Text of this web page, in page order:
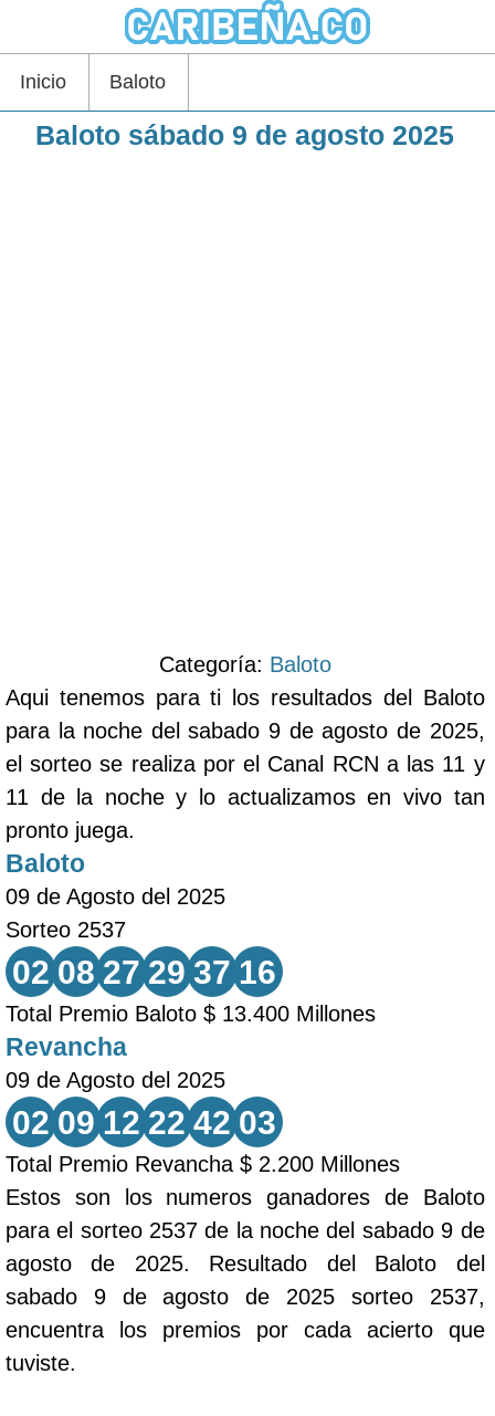
Inicio Baloto
Baloto sábado 9 de agosto 2025
Categoría: Baloto
Aqui tenemos para ti los resultados del Baloto
para la noche del sabado 9 de agosto de 2025,
el sorteo se realiza por el Canal RCN a las 11 y
11 de la noche y lo actualizamos en vivo tan
pronto juega.
Baloto
09 de Agosto del 2025
Sorteo 2537
02 08 27 29 37 16
Total Premio Baloto $ 13.400 Millones
Revancha
09 de Agosto del 2025
02 09 12 22 42 03
Total Premio Revancha $ 2.200 Millones
Estos son los numeros ganadores de Baloto
para el sorteo 2537 de la noche del sabado 9 de
agosto de 2025. Resultado del Baloto del
sabado 9 de agosto de 2025 sorteo 2537,
encuentra los premios por cada acierto que
tuviste.